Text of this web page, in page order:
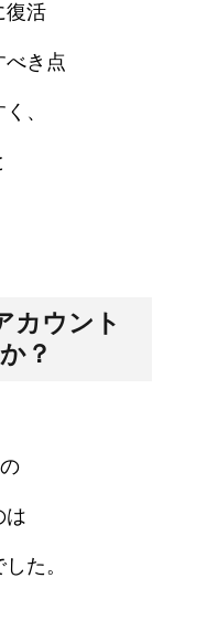
復活
き 点
、
カウント
？
は
た。